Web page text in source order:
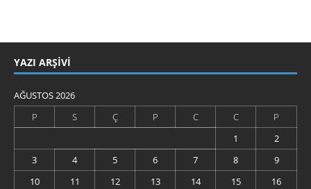
YAZI ARŞIVI
AĞUSTOS 2026
P
S Ç P C C
P
1
2
3
4 5 6 7 8
9
10
11 12 13 14 15
16